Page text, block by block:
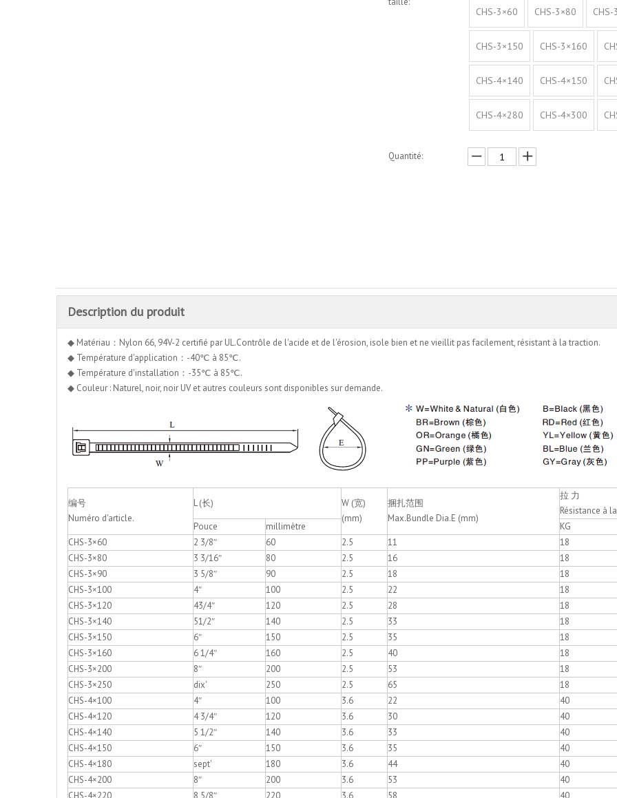
CHS-3×60 CHS-3×80
CHS-3×150 CHS-3×160
CHS-4×140 CHS-4×150
CHS-4×280 CHS-4×300
Quantité:
Description du produit
◆ Matériau：Nylon 66, 94V-2 certifié par UL.Contrôle de l'acide et de l'érosion, isole bien et ne vieillit pas facilement, résistant à la traction.
◆ Température d'application：-40℃ à 85℃.
◆ Température d'installation：-35℃ à 85℃.
◆ Couleur : Naturel, noir, noir UV et autres couleurs sont disponibles sur demande.
编号
Numéro d'article.
L (长)
W (宽)
(mm)
捆扎范围
Max.Bundle Dia.E (mm)
拉 力
Résistance à
Pouce
millimètre KG
CHS-3×60
2 3/8″ 60 2.5 11 18
CHS-3×80
3 3/16″ 80 2.5 16 18
CHS-3×90
3 5/8″ 90 2.5 18 18
CHS-3×100
4″ 100 2.5 22 18
CHS-3×120
43/4″ 120 2.5 28 18
CHS-3×140
51/2″ 140 2.5 33 18
CHS-3×150
6″ 150 2.5 35 18
CHS-3×160
6 1/4″ 160 2.5 40 18
CHS-3×200
8″ 200 2.5 53 18
CHS-3×250
dix' 250 2.5 65 18
CHS-4×100
4″ 100 3.6 22 40
CHS-4×120
4 3/4″ 120 3.6 30 40
CHS-4×140
5 1/2″ 140 3.6 33 40
CHS-4×150
6″ 150 3.6 35 40
CHS-4×180
sept' 180 3.6 44 40
CHS-4×200
8″ 200 3.6 53 40